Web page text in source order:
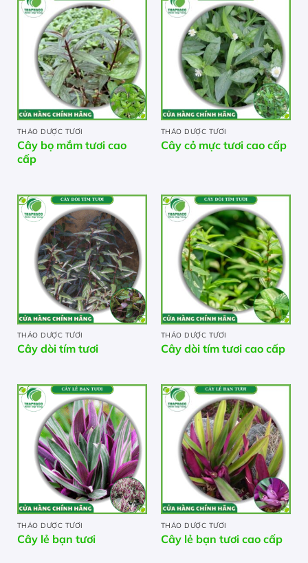
THẢO DƯỢC TƯƠI
Cây bọ mắm tươi cao
cấp
THẢO DƯỢC TƯƠI
Cây cỏ mực tươi cao cấp
THẢO DƯỢC TƯƠI
Cây dòi tím tươi
THẢO DƯỢC TƯƠI
Cây dòi tím tươi cao cấp
THẢO DƯỢC TƯƠI
Cây lẻ bạn tươi
THẢO DƯỢC TƯƠI
Cây lẻ bạn tươi cao cấp